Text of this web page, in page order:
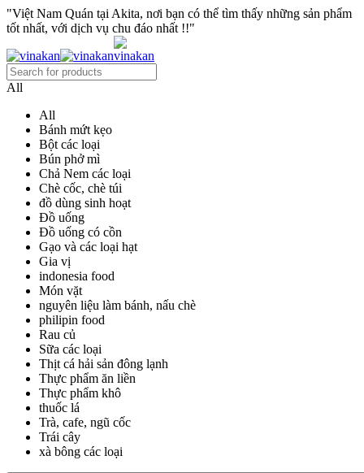
"Việt Nam Quán tại Akita, nơi bạn có thể tìm thấy những sản phẩm
tốt nhất, với dịch vụ chu đáo nhất !!"
All
All
Bánh mứt kẹo
Bột các loại
Bún phở mì
Chả Nem các loại
Chè cốc, chè túi
đồ dùng sinh hoạt
Đồ uống
Đồ uống có cồn
Gạo và các loại hạt
Gia vị
indonesia food
Món vặt
nguyên liệu làm bánh, nấu chè
philipin food
Rau củ
Sữa các loại
Thịt cá hải sản đông lạnh
Thực phẩm ăn liền
Thực phẩm khô
thuốc lá
Trà, cafe, ngũ cốc
Trái cây
xà bông các loại